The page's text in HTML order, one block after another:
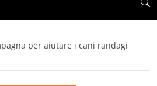
per aiutare i cani randagi